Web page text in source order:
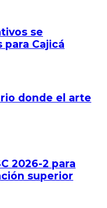
se
Cajicá
donde el arte
2026-2 para
superior